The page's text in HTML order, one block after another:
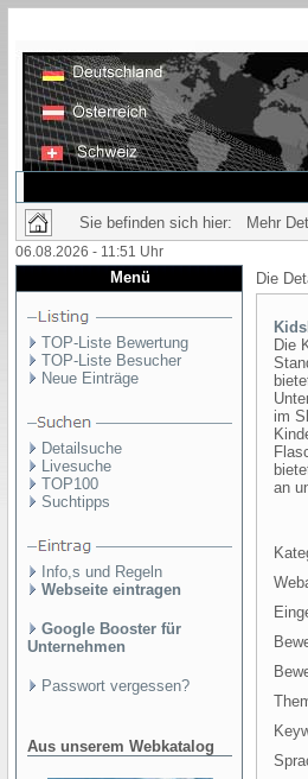
Sie befinden sich hier: Mehr
06.08.2026 - 11:51 Uhr
Menü
TOP-Liste Bewertung
TOP-Liste Besucher
Neue Einträge
Detailsuche
Livesuche
TOP100
Suchtipps
Info,s und Regeln
Webseite eintragen
Google Booster für
Unternehmen
Passwort vergessen?
Aus unserem Webkatalog
Die
Die
im
an